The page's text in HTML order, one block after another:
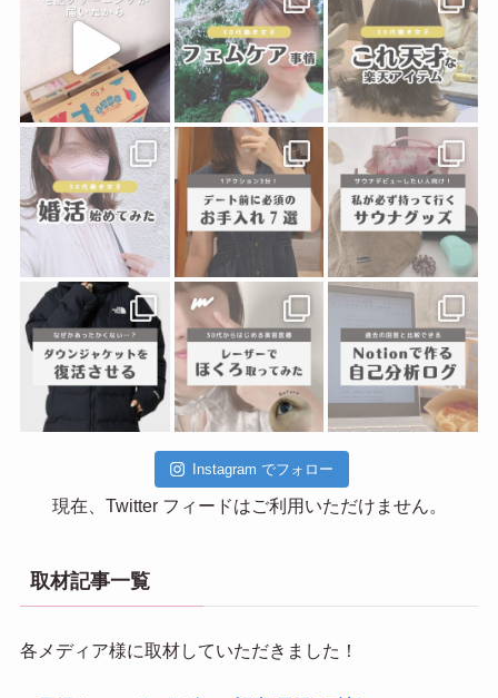
Instagram でフォロー
現在、Twitter フィードはご利用いただけません。
取材記事一覧
各メディア様に取材していただきました！